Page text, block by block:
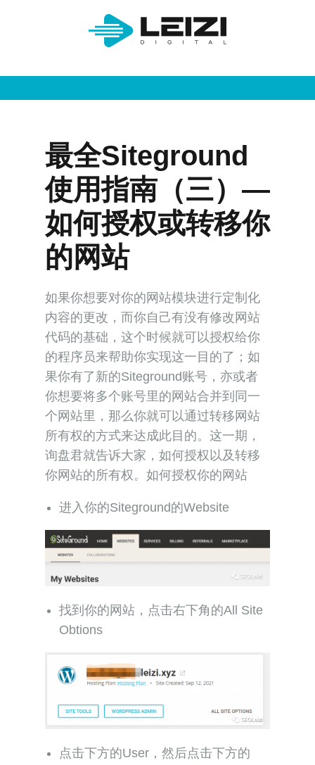
最全Siteground
使用指南（三）—
如何授权或转移你
的网站
如果你想要对你的网站模块进行定制化
内容的更改，而你自己有没有修改网站
代码的基础，这个时候就可以授权给你
的程序员来帮助你实现这一目的了；如
果你有了新的Siteground账号，亦或者
你想要将多个账号里的网站合并到同一
个网站里，那么你就可以通过转移网站
所有权的方式来达成此目的。这一期，
询盘君就告诉大家，如何授权以及转移
你网站的所有权。如何授权你的网站
进入你的Siteground的Website
找到你的网站，点击右下角的All Site
Obtions
点击下方的User，然后点击下方的